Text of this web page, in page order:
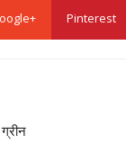
Pinterest